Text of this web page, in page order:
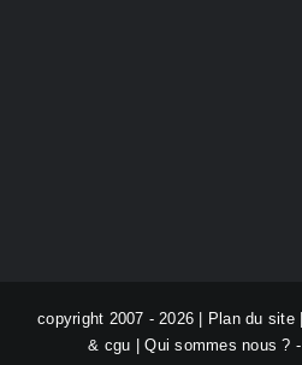
copyright 2007 - 2026 | Plan du site|
& cgu |Qui sommes nous ? -